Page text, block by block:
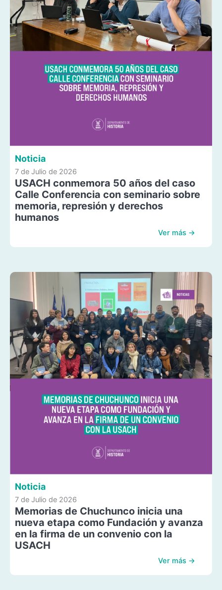
Noticia
7 de Julio de 2026
USACH conmemora 50 años del caso
Calle Conferencia con seminario sobre
memoria, represión y derechos
humanos
Ver más →
Noticia
7 de Julio de 2026
Memorias de Chuchunco inicia una
nueva etapa como Fundación y avanza
en la firma de un convenio con la
USACH
Ver más →